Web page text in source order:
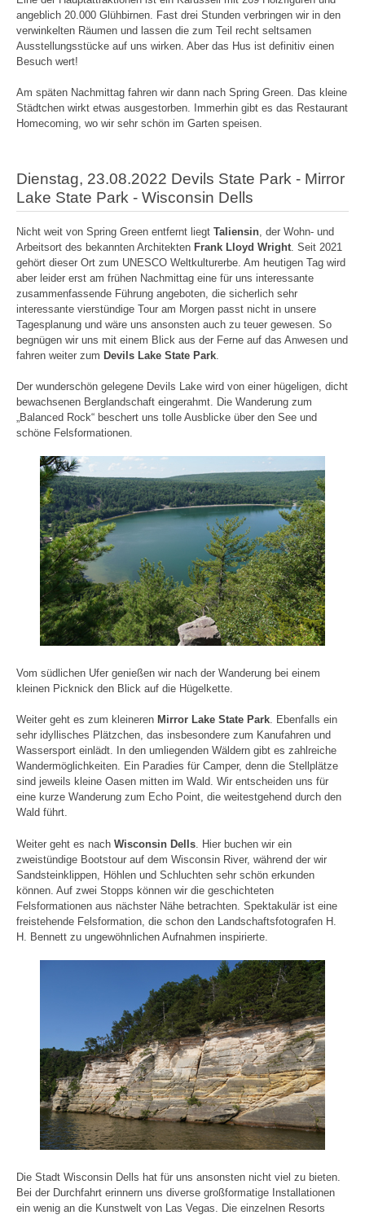
angeblich 20.000 Glühbirnen. Fast drei Stunden verbringen wir in den
verwinkelten Räumen und lassen die zum Teil recht seltsamen
Ausstellungsstücke auf uns wirken. Aber das Hus ist definitiv einen
Besuch wert!
Am späten Nachmittag fahren wir dann nach Spring Green. Das kleine
Städtchen wirkt etwas ausgestorben. Immerhin gibt es das Restaurant
Homecoming, wo wir sehr schön im Garten speisen.
Dienstag, 23.08.2022 Devils State Park - Mirror
Lake State Park - Wisconsin Dells
Nicht weit von Spring Green entfernt liegt Taliensin , der Wohn- und
Arbeitsort des bekannten Architekten Frank Lloyd Wright . Seit 2021
gehört dieser Ort zum UNESCO Weltkulturerbe. Am heutigen Tag wird
aber leider erst am frühen Nachmittag eine für uns interessante
zusammenfassende Führung angeboten, die sicherlich sehr
interessante vierstündige Tour am Morgen passt nicht in unsere
Tagesplanung und wäre uns ansonsten auch zu teuer gewesen. So
begnügen wir uns mit einem Blick aus der Ferne auf das Anwesen und
fahren weiter zum Devils Lake State Park
Der wunderschön gelegene Devils Lake wird von einer hügeligen, dicht
bewachsenen Berglandschaft eingerahmt. Die Wanderung zum
„Balanced Rock“ beschert uns tolle Ausblicke über den See und
schöne Felsformationen.
Vom südlichen Ufer genießen wir nach der Wanderung bei einem
kleinen Picknick den Blick auf die Hügelkette.
Weiter geht es zum kleineren Mirror Lake State Park. Ebenfalls ein
sehr idyllisches Plätzchen, das insbesondere zum Kanufahren und
Wassersport einlädt. In den umliegenden Wäldern gibt es zahlreiche
Wandermöglichkeiten. Ein Paradies für Camper, denn die Stellplätze
sind jeweils kleine Oasen mitten im Wald. Wir entscheiden uns für
eine kurze Wanderung zum Echo Point, die weitestgehend durch den
Wald führt.
Weiter geht es nach Wisconsin Dells . Hier buchen wir ein
zweistündige Bootstour auf dem Wisconsin River, während der wir
Sandsteinklippen, Höhlen und Schluchten sehr schön erkunden
können. Auf zwei Stopps können wir die geschichteten
Felsformationen aus nächster Nähe betrachten. Spektakulär ist eine
freistehende Felsformation, die schon den Landschaftsfotografen H.
H. Bennett zu ungewöhnlichen Aufnahmen inspirierte.
Die Stadt Wisconsin Dells hat für uns ansonsten nicht viel zu bieten.
Bei der Durchfahrt erinnern uns diverse großformatige Installationen
ein wenig an die Kunstwelt von Las Vegas. Die einzelnen Resorts